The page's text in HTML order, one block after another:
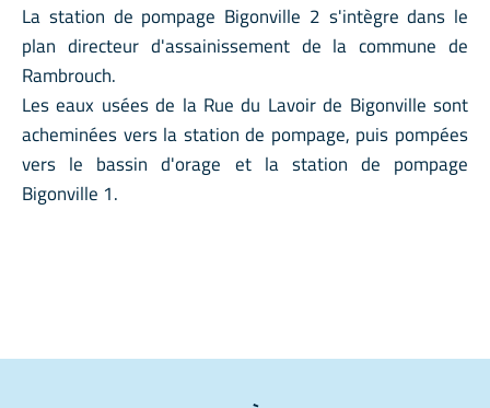
La station de pompage Bigonville 2 s'intègre dans le
plan directeur d'assainissement de la commune de
Rambrouch.
Les eaux usées de la Rue du Lavoir de Bigonville sont
acheminées vers la station de pompage, puis pompées
vers le bassin d'orage et la station de pompage
Bigonville 1.